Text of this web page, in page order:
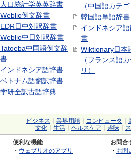
人口統計学英英辞書
Weblio例文辞書
EDR日中対訳辞書
Weblio中日対訳辞書
Tatoeba中国語例文辞
書
インドネシア語辞書
ベトナム語翻訳辞書
学研全訳古語辞典
（中国語カテ
韓国語単語辞書
インドネシア
書
Wiktionary日本
（フランス語
リ）
ビジネス 業界用語 コンピュータ
文化
生活 ヘルスケア 趣味
便利な機能
・ ウェブリオのアプリ
お問合
・ お問